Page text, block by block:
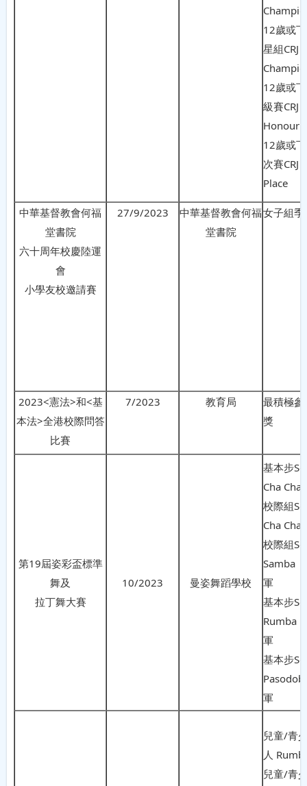
12歲或
星組CRJ
12歲或
級賽CRJ
Honour
12歲或
次賽CRJ
Place
中華基督教會何福
堂書院
六十周年校慶陸運
會
小學友校邀請賽
27/9/2023
中華基督教會何福
堂書院
女子組季
2023<憲法>和<基
本法>全港校際問答
比賽
7/2023 教育局
最積極
獎
第19屆姿彩盃標準
舞及
拉丁舞大賽
10/2023 曼姿舞蹈學校
基本步
Cha
校際組
Cha
校際組
軍
基本步
軍
基本步
軍
兒童/青
人
兒童/青